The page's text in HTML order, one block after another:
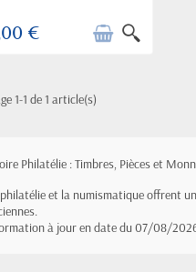
€
1-1 de 1 article(s)
Philatélie : Timbres, Pièces et
et la numismatique offrent
à jour en date du 07/08/